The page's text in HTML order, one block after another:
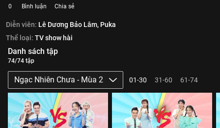
0 Bình luận Chia sẻ
Diễn viên: Lê Dương Bảo Lâm, Puka
Thể loại: TV show hài
Danh sách tập
74/74 tập
Ngạc Nhiên Chưa - Mùa 2 01-30 31-60 61-74